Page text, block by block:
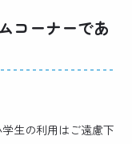
コーナーであ
生の利用はご遠慮下